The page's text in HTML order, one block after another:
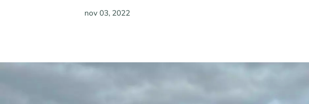
nov 03, 2022